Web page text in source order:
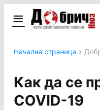
Начална страница
Как да се
COVID-19